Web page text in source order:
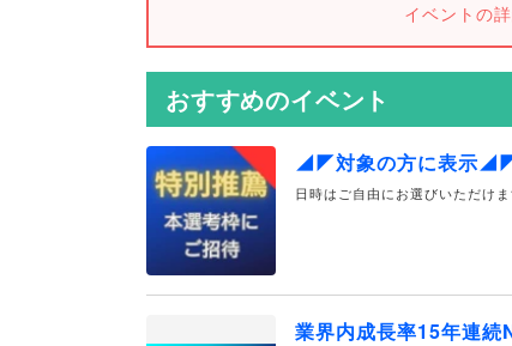
イベントの
おすすめのイベント
◢◤対象の方に表示◢◤
日時はご自由にお選びいただけ
業界内成長率15年連続